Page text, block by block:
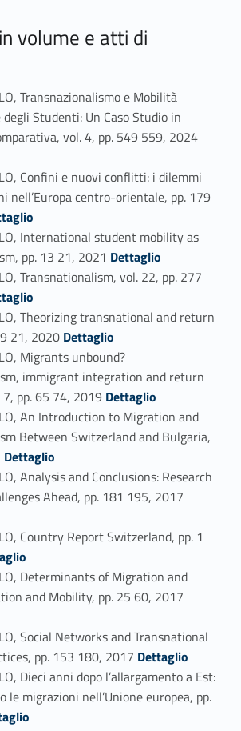
volume e atti di
Transnazionalismo e Mobilità
Studenti: Un Caso Studio in
vol. 4, pp. 549 559, 2024
Confini e nuovi conflitti: i dilemmi
nell’Europa centro-orientale, pp. 179
International student mobility as
pp. 13 21, 2021 Link identifier #identifier_person_185585-37
Dettaglio
Transnationalism, vol. 22, pp. 277
Theorizing transnational and return
21, 2020 Link identifier #identifier_person_115911-39
Dettaglio
Migrants unbound?
immigrant integration and return
7, pp. 65 74, 2019 Link identifier #identifier_person_126626-40
Dettaglio
An Introduction to Migration and
Between Switzerland and Bulgaria,
Link identifier #identifier_person_161982-41
Dettaglio
Analysis and Conclusions: Research
Ahead, pp. 181 195, 2017
Country Report Switzerland, pp. 1
Determinants of Migration and
and Mobility, pp. 25 60, 2017
Social Networks and Transnational
pp. 153 180, 2017 Link identifier #identifier_person_88393-45
Dettaglio
Dieci anni dopo l’allargamento a Est:
le migrazioni nell’Unione europea, pp.